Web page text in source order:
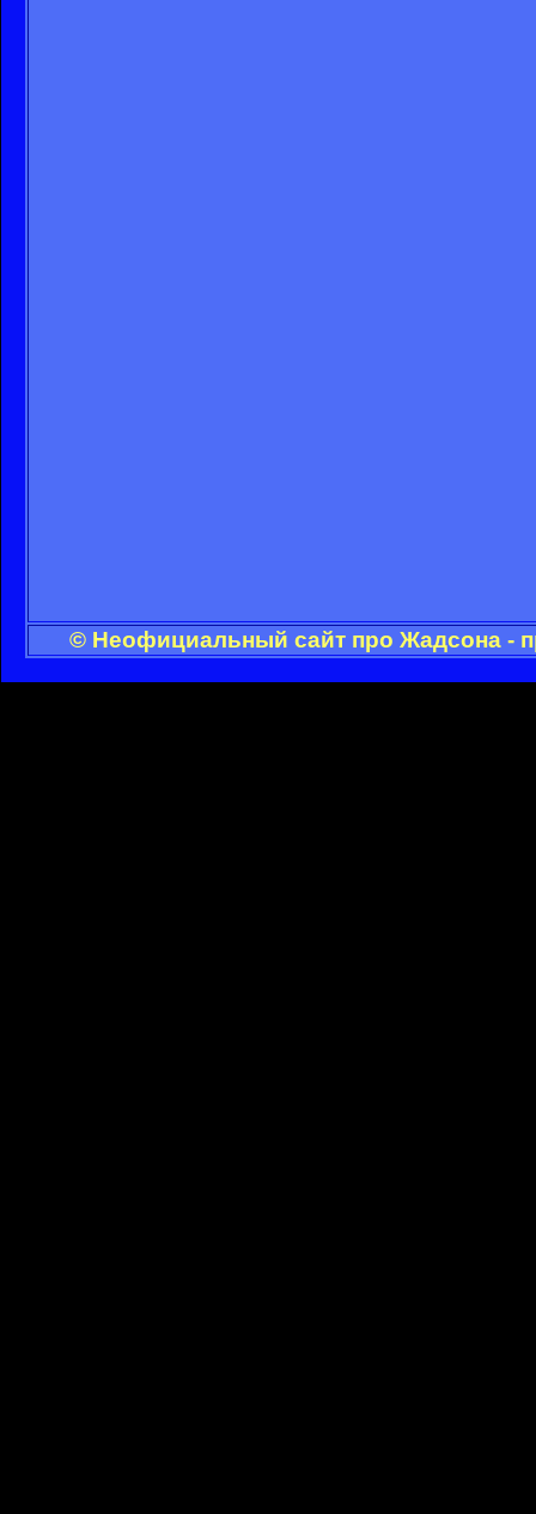
© Неофициальный сайт про Жадсона -